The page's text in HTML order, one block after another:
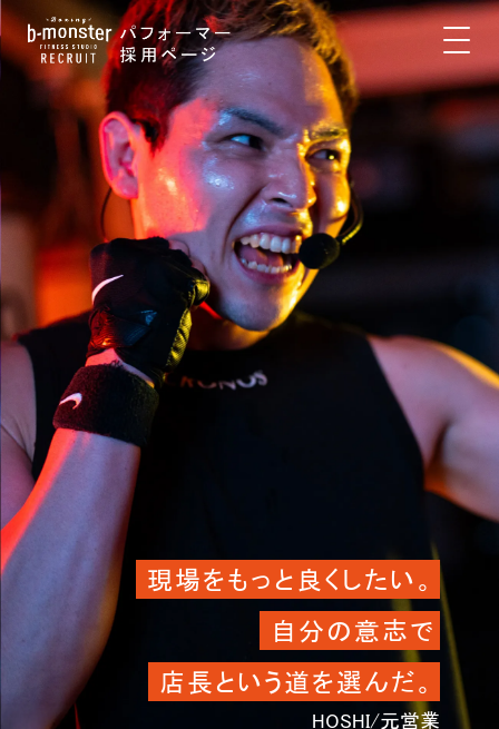
現場をもっと良くしたい。
自分の意志で
店長という道を選んだ。
HOSHI/元営業